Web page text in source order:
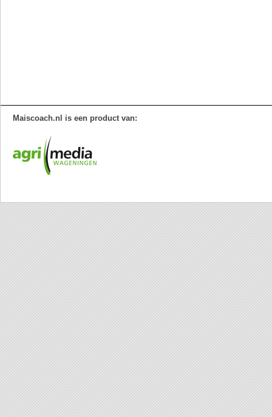
Maiscoach.nl is een product van: